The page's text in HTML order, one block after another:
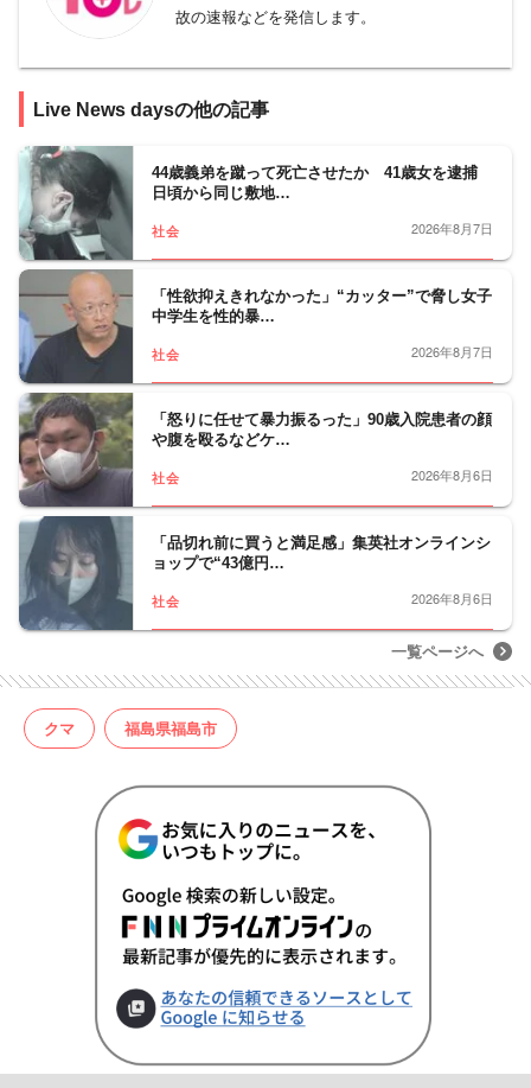
故の速報などを発信します。
Live News daysの他の記事
44歳義弟を蹴って死亡させたか 41歳女を逮捕
日頃から同じ敷地…
社会 2026年8月7日
「性欲抑えきれなかった」“カッター”で脅し女子
中学生を性的暴…
社会 2026年8月7日
「怒りに任せて暴力振るった」90歳入院患者の顔
や腹を殴るなどケ…
社会 2026年8月6日
「品切れ前に買うと満足感」集英社オンラインシ
ョップで“43億円…
社会 2026年8月6日
一覧ページへ
クマ 福島県福島市